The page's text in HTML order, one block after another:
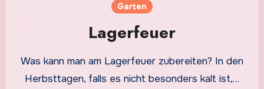
Garten
Lagerfeuer
Was kann man am Lagerfeuer zubereiten? In den
Herbsttagen, falls es nicht besonders kalt ist,…